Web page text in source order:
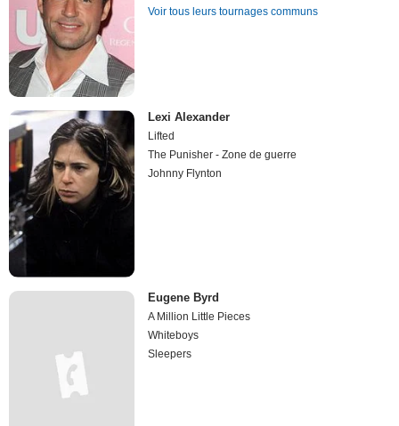
Voir tous leurs tournages communs
Lexi Alexander
Lifted
The Punisher - Zone de guerre
Johnny Flynton
Eugene Byrd
A Million Little Pieces
Whiteboys
Sleepers